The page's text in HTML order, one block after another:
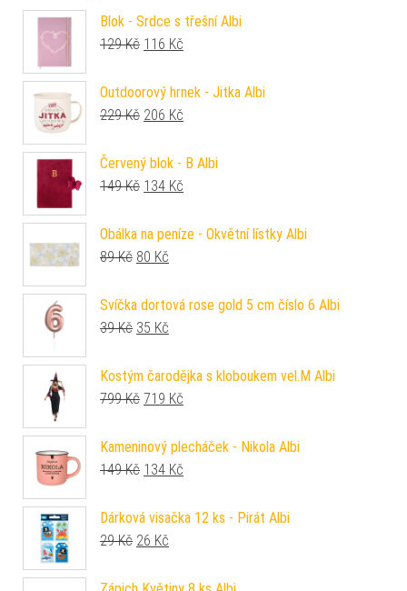
Blok - Srdce s třešní Albi
129Kč Původní cena byla: 129 Kč.
116 Kč
Outdoorový hrnek - Jitka Albi
229Kč Původní cena byla: 229 Kč.
206 Kč
Červený blok - B Albi
149Kč Původní cena byla: 149 Kč.
134 Kč
Obálka na peníze - Okvětní lístky Albi
89Kč Původní cena byla: 89 Kč.
80 Kč
Svíčka dortová rose gold 5 cm číslo 6 Albi
39Kč Původní cena byla: 39 Kč.
35 Kč
Kostým čarodějka s kloboukem vel.M Albi
799Kč Původní cena byla: 799 Kč.
719 Kč
Kameninový plecháček - Nikola Albi
149Kč Původní cena byla: 149 Kč.
134 Kč
Dárková visačka 12 ks - Pirát Albi
29Kč Původní cena byla: 29 Kč.
26 Kč